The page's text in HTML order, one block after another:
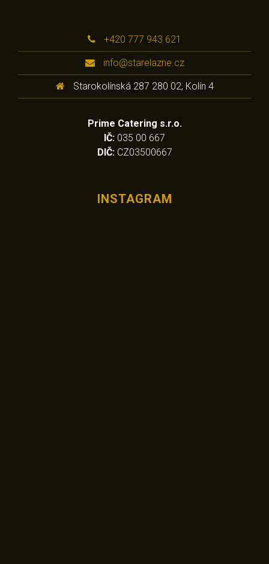
+420 777 943 621
info@starelazne.cz
Starokolínská 287 280 02, Kolín 4
Prime Catering s.r.o.
IČ: 035 00 667
DIČ:CZ03500667
INSTAGRAM